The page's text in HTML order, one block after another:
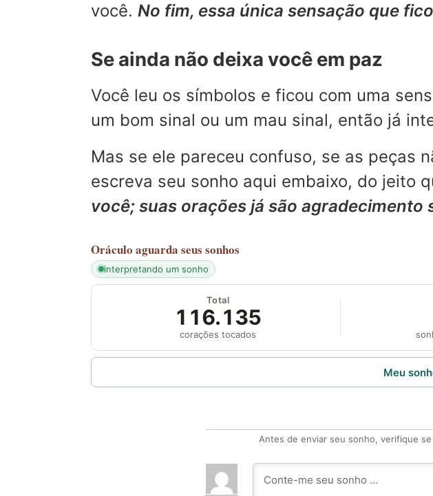
você. No fim, essa única sensação que
Se ainda não deixa você em paz
Você leu os símbolos e ficou com uma
um bom sinal ou um mau sinal, então já
Mas se ele pareceu confuso, se as peças
escreva seu sonho aqui embaixo, do jeito
você; suas orações já são agradecimento
Oráculo aguarda seus sonhos
interpretando um sonho
Total
116.135
corações tocados
Meu
Antes de enviar seu sonho, verifique